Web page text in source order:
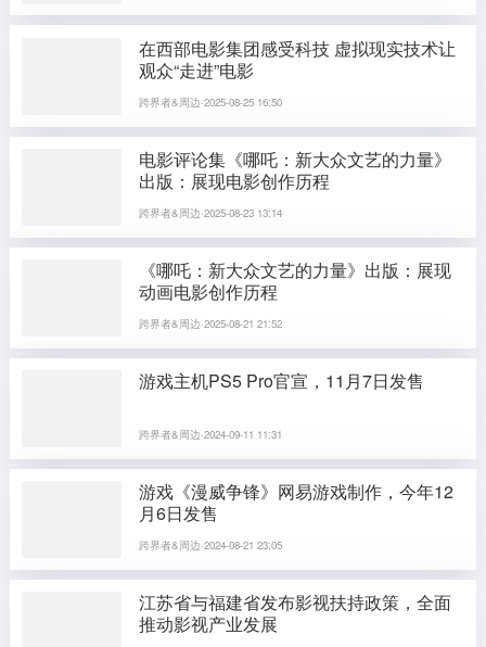
在西部电影集团感受科技 虚拟现实技术让
观众“走进”电影
跨界者&周边·2025-08-25 16:50
电影评论集《哪吒：新大众文艺的力量》
出版：展现电影创作历程
跨界者&周边·2025-08-23 13:14
《哪吒：新大众文艺的力量》出版：展现
动画电影创作历程
跨界者&周边·2025-08-21 21:52
游戏主机PS5 Pro官宣，11月7日发售
跨界者&周边·2024-09-11 11:31
游戏《漫威争锋》网易游戏制作，今年12
月6日发售
跨界者&周边·2024-08-21 23:05
江苏省与福建省发布影视扶持政策，全面
推动影视产业发展